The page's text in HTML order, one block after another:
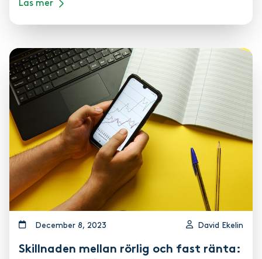
Läs mer
december 8, 2023 David Ekelin
Skillnaden mellan rörlig och fast ränta: